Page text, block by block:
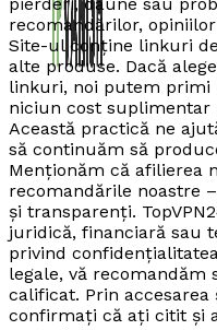
pierderi, daune sau
recomandărilor,
Site-ul conține linkuri
alte produse. Dacă
linkuri, noi putem primi
niciun cost suplimentar
Această practică ne
să continuăm să
Menționăm că afilierea
recomandările noastre
și transparenți.
juridică, financiară sau
privind
legale, vă
calificat. Prin
confirmați că ați citit și